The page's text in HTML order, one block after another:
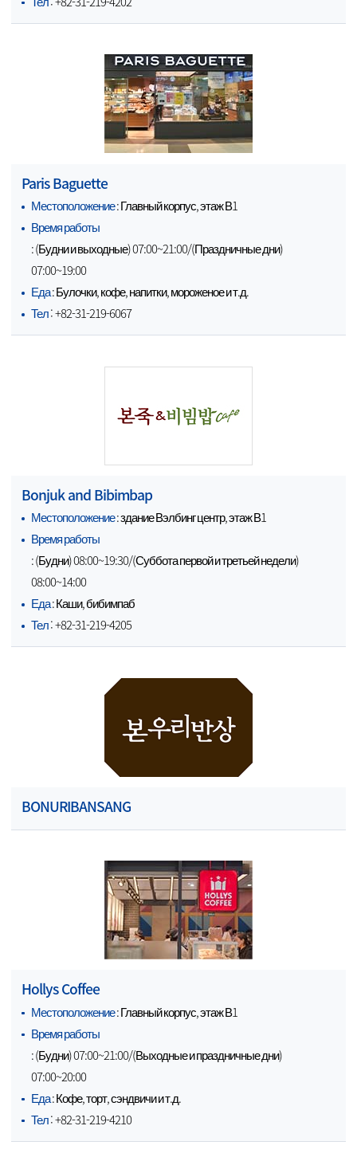
Paris Baguette
Местоположение: Главный корпус, этаж В1
Время работы
: (Будни и выходные) 07:00~21:00/(Праздничные дни)
07:00~19:00
Еда: Булочки, кофе, напитки, мороженое и т.д.
Тел: +82-31-219-6067
Bonjuk and Bibimbap
Местоположение: здание Вэлбинг центр, этаж В1
Время работы
: (Будни) 08:00~19:30/(Суббота первой и третьей недели)
08:00~14:00
Еда: Каши, бибимпаб
Тел: +82-31-219-4205
BONURIBANSANG
Hollys Coffee
Местоположение: Главный корпус, этаж В1
Время работы
: (Будни) 07:00~21:00/(Выходные и праздничные дни)
07:00~20:00
Еда: Кофе, торт, сэндвичи и т.д.
Тел: +82-31-219-4210